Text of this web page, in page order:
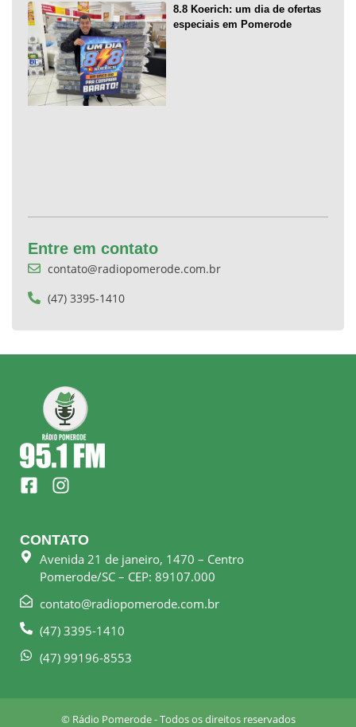
8.8 Koerich: um dia de ofertas
especiais em Pomerode
Entre em contato
contato@radiopomerode.com.br
(47) 3395-1410
F
a
e
b
o
k
s
q
a
I
n
t
a
g
r
a
m
CONTATO
Avenida 21 de janeiro, 1470 – Centro
Pomerode/SC – CEP: 89107.000
contato@radiopomerode.com.br
(47) 3395-1410
(47) 99196-8553
© Rádio Pomerode - Todos os direitos reservados